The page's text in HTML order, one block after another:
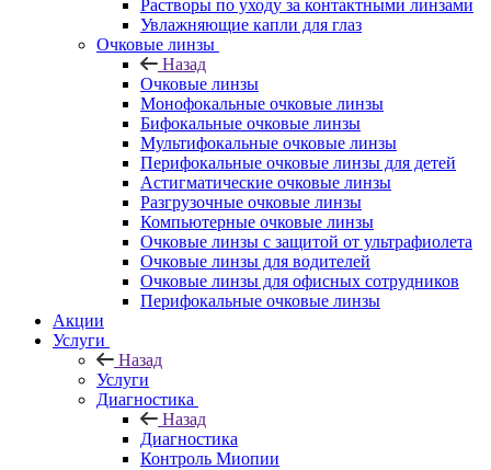
Растворы по уходу за контактными линзами
Увлажняющие капли для глаз
Очковые линзы
Назад
Очковые линзы
Монофокальные очковые линзы
Бифокальные очковые линзы
Мультифокальные очковые линзы
Перифокальные очковые линзы для детей
Астигматические очковые линзы
Разгрузочные очковые линзы
Компьютерные очковые линзы
Очковые линзы с защитой от ультрафиолета
Очковые линзы для водителей
Очковые линзы для офисных сотрудников
Перифокальные очковые линзы
Акции
Услуги
Назад
Услуги
Диагностика
Назад
Диагностика
Контроль Миопии